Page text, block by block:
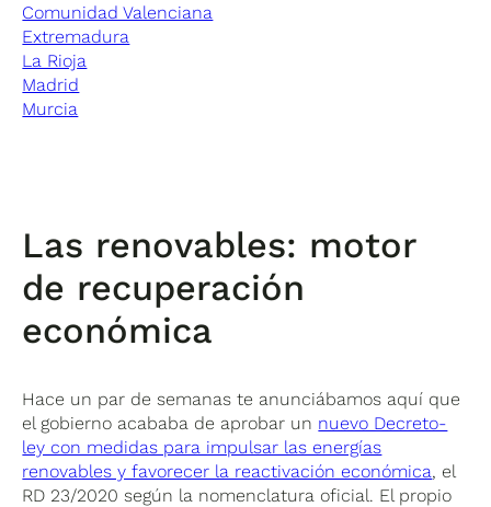
Comunidad Valenciana
Extremadura
La Rioja
Madrid
Murcia
Las renovables: motor
de recuperación
económica
Hace un par de semanas te anunciábamos aquí que
el gobierno acababa de aprobar un nuevo Decreto-
ley con medidas para impulsar las energías
renovables y favorecer la reactivación económica, el
RD 23/2020 según la nomenclatura oficial. El propio